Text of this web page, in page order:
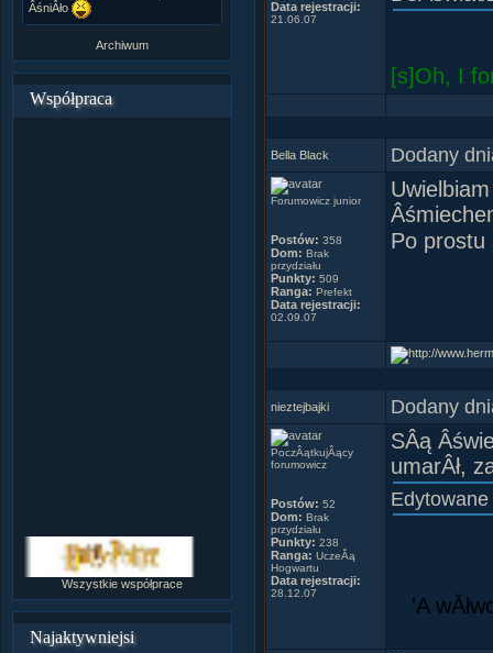
ÂśniÂło
Archiwum
Współpraca
Wszystkie współprace
Najaktywniejsi
Data rejestracji:
21.06.07
[s]Oh, I
Bella Black Dodany
Forumowicz junior
Postów: 358
Dom: Brak
przydziału
Punkty: 509
Ranga: Prefekt
Data rejestracji:
02.09.07
Po prostu
nieztejbajki Dodany
PoczÂątkujÂący
forumowicz
Postów: 52
Dom: Brak
przydziału
Punkty: 238
Ranga: UczeĂą
Hogwartu
Data rejestracji:
28.12.07
SÂą
umarÂł,
'A